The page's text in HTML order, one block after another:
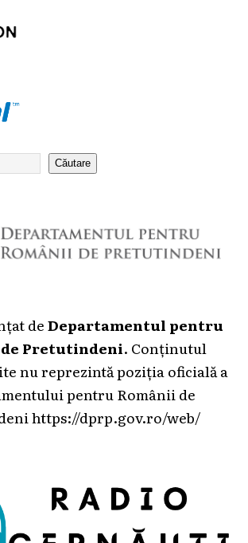
Căutare
deDepartamentul pentru
Pretutindeni. Conținutul
nu reprezintă poziția oficială a
pentru Românii de
https://dprp.gov.ro/web/